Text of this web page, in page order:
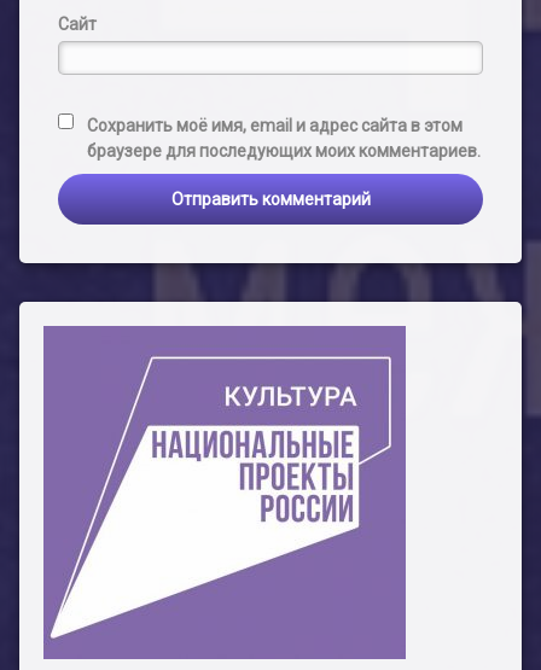
Сайт
Сохранить моё имя, email и адрес сайта в этом
браузере для последующих моих комментариев.